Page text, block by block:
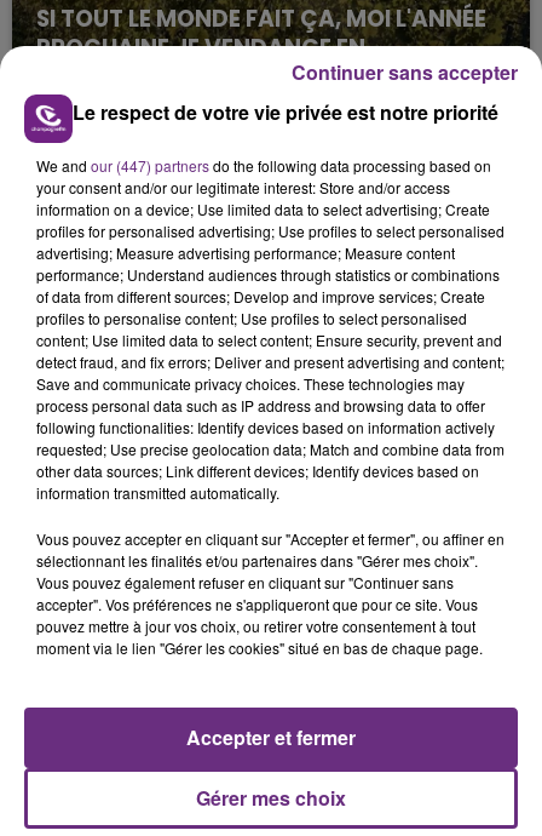
SI TOUT LE MONDE FAIT ÇA, MOI L'ANNÉE
PROCHAINE JE VENDANGE EN...
La vendange en Champagne a débuté ce jeudi 6
août dans la commune de Montgueux (Aube). Du
jamais vu !
L'INSPECTION DU TRAVAIL RAPPELLE À
L'ORDRE SUR LES CONDITIONS DE...
Alors que les dates de début des vendange 2026
s'est avéré être plus précoce que prévu,
l'inspection du Travail en profite pour rappeler
les conditions de...
TITRES DIFFUSÉS
22h38
22h38
Celui Qui Part
22h34
22h34
Mr Know It All
Le respect de votre vie privée est notre priorité
We and our (447) partnersdo the following data processing based on
your consent and/or our legitimate interest: Store and/or access
information on a device; Use limited data to select advertising; Create
profiles for personalised advertising; Use profiles to select personalised
advertising; Measure advertising performance; Measure content
performance; Understand audiences through statistics or combinations
of data from different sources; Develop and improve services; Create
profiles to personalise content; Use profiles to select personalised
content; Use limited data to select content; Ensure security, prevent and
detect fraud, and fix errors; Deliver and present advertising and content;
Save and communicate privacy choices. These technologies may
process personal data such as IP address and browsing data to offer
following functionalities: Identify devices based on information actively
requested; Use precise geolocation data; Match and combine data from
other data sources; Link different devices; Identify devices based on
information transmitted automatically.
Vous pouvez accepter en cliquant sur "Accepter et fermer", ou affiner en
sélectionnant les finalités et/ou partenaires dans "Gérer mes choix".
Vous pouvez également refuser en cliquant sur "Continuer sans
accepter". Vos préférences ne s'appliqueront que pour ce site. Vous
pouvez mettre à jour vos choix, ou retirer votre consentement à tout
moment via le lien "Gérer les cookies" situé en bas de chaque page.
Gérer mes choix
Accepter et fermer
Continuer sans accepter